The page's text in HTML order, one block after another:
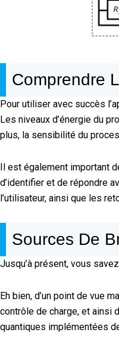
Comprendre
Pour utiliser avec succès
Les niveaux d’énergie du
plus, la sensibilité du
Il est également important
d’identifier et de répondre
l’utilisateur, ainsi que les
Sources De
Jusqu’à présent, vous
Eh bien, d’un point de vue
contrôle de charge, et ainsi
quantiques implémentées